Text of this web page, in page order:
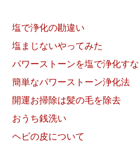
塩で浄化の勘違い
塩まじないやってみた
パワーストーンを塩で浄化すな
簡単なパワーストーン浄化法
開運お掃除は髪の毛を除去
おうち銭洗い
ヘビの皮について